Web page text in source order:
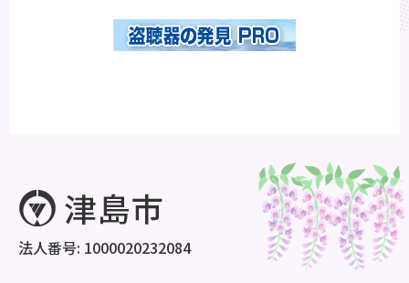
法人番号: 1000020232084